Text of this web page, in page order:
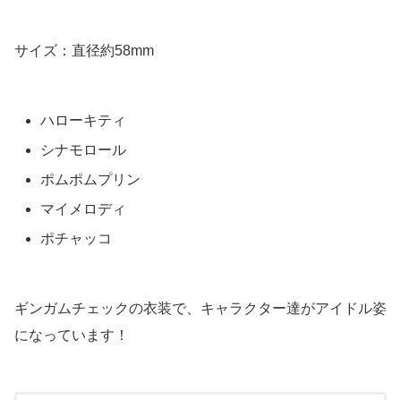
サイズ：直径約58mm
ハローキティ
シナモロール
ポムポムプリン
マイメロディ
ポチャッコ
ギンガムチェックの衣装で、キャラクター達がアイドル姿
になっています！